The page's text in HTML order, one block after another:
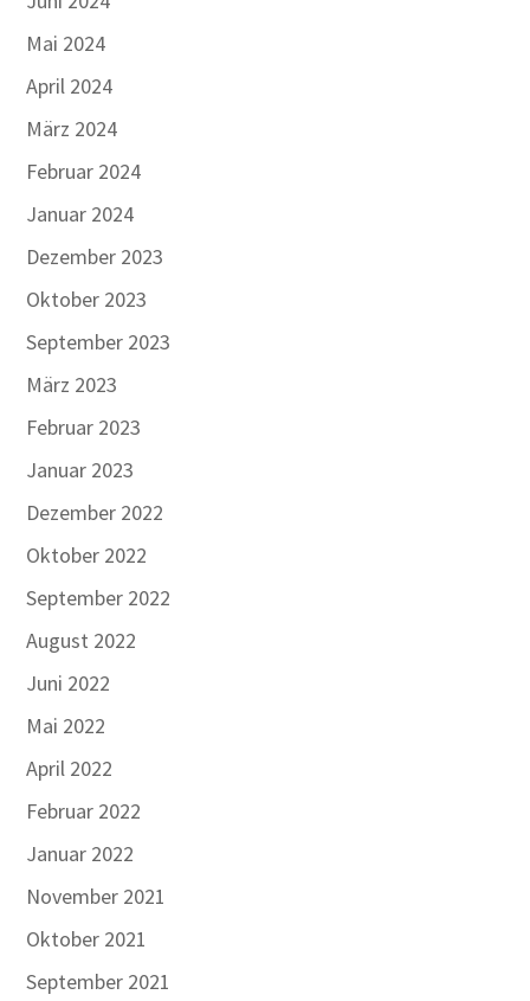
Mai 2024
April 2024
März 2024
Februar 2024
Januar 2024
Dezember 2023
Oktober 2023
September 2023
März 2023
Februar 2023
Januar 2023
Dezember 2022
Oktober 2022
September 2022
August 2022
Juni 2022
Mai 2022
April 2022
Februar 2022
Januar 2022
November 2021
Oktober 2021
September 2021